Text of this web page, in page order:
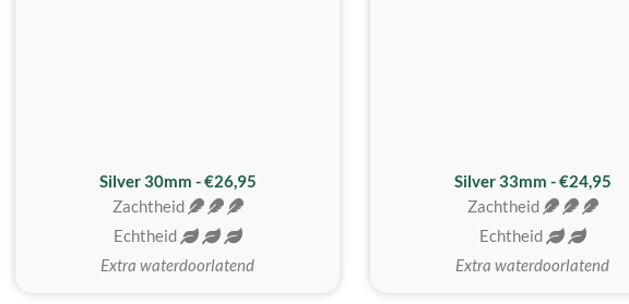
Silver 30mm - €26,95
Zachtheid
Echtheid
Extra waterdoorlatend
Silver 33mm - €24,95
Zachtheid
Echtheid
Extra waterdoorlatend